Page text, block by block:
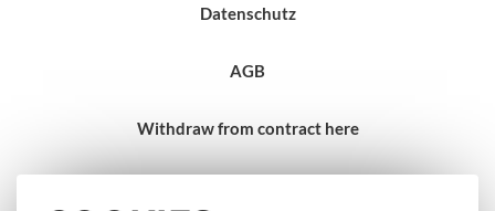
Datenschutz
AGB
Withdraw from contract here